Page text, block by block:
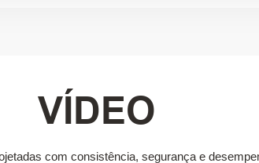
VÍDEO
com consistência, segurança e